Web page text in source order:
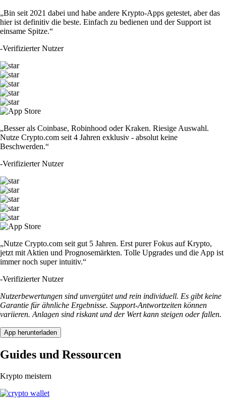
„Bin seit 2021 dabei und habe andere Krypto-Apps getestet, aber das
hier ist definitiv die beste. Einfach zu bedienen und der Support ist
einsame Spitze.“
-Verifizierter Nutzer
„Besser als Coinbase, Robinhood oder Kraken. Riesige Auswahl.
Nutze Crypto.com seit 4 Jahren exklusiv - absolut keine
Beschwerden.“
-Verifizierter Nutzer
„Nutze Crypto.com seit gut 5 Jahren. Erst purer Fokus auf Krypto,
jetzt mit Aktien und Prognosemärkten. Tolle Upgrades und die App ist
immer noch super intuitiv.“
-Verifizierter Nutzer
Nutzerbewertungen sind unvergütet und rein individuell. Es gibt keine
Garantie für ähnliche Ergebnisse. Support-Antwortzeiten können
variieren. Anlagen sind riskant und der Wert kann steigen oder fallen.
App herunterladen
Guides und Ressourcen
Krypto meistern